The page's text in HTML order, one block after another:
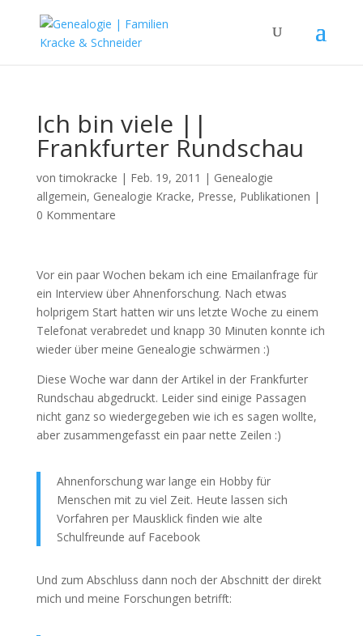
Ich bin viele ||
Frankfurter Rundschau
vontimokracke | Feb. 19, 2011 | Genealogie
allgemein, Genealogie Kracke, Presse, Publikationen |
0 Kommentare
Vor ein paar Wochen bekam ich eine Emailanfrage für
ein Interview über Ahnenforschung. Nach etwas
holprigem Start hatten wir uns letzte Woche zu einem
Telefonat verabredet und knapp 30 Minuten konnte ich
wieder über meine Genealogie schwärmen :)
Diese Woche war dann der Artikel in der Frankfurter
Rundschau abgedruckt. Leider sind einige Passagen
nicht ganz so wiedergegeben wie ich es sagen wollte,
aber zusammengefasst ein paar nette Zeilen :)
Ahnenforschung war lange ein Hobby für
Menschen mit zu viel Zeit. Heute lassen sich
Vorfahren per Mausklick finden wie alte
Schulfreunde auf Facebook
Und zum Abschluss dann noch der Abschnitt der direkt
mich und meine Forschungen betrifft: